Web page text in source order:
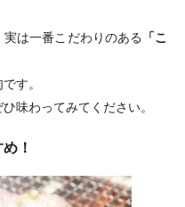
は一番こだわりのある
「こ
す。
味わってみてください。
！